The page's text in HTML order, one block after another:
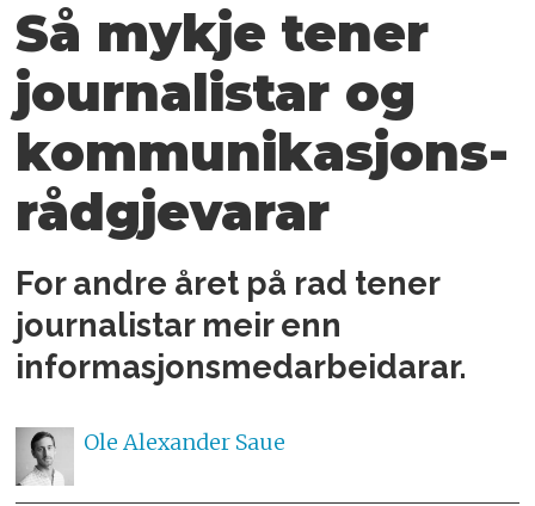
Så mykje tener
journalistar og
kommunikasjons­
rådgjevarar
For andre året på rad tener
journalistar meir enn
informasjonsmedarbeidarar.
Ole Alexander Saue